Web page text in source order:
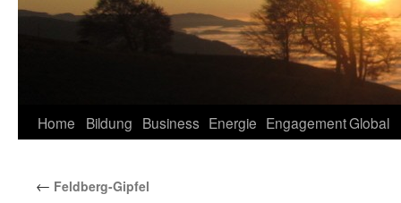
Home Bildung Business Energie EngagementGlobal
← Feldberg-Gipfel